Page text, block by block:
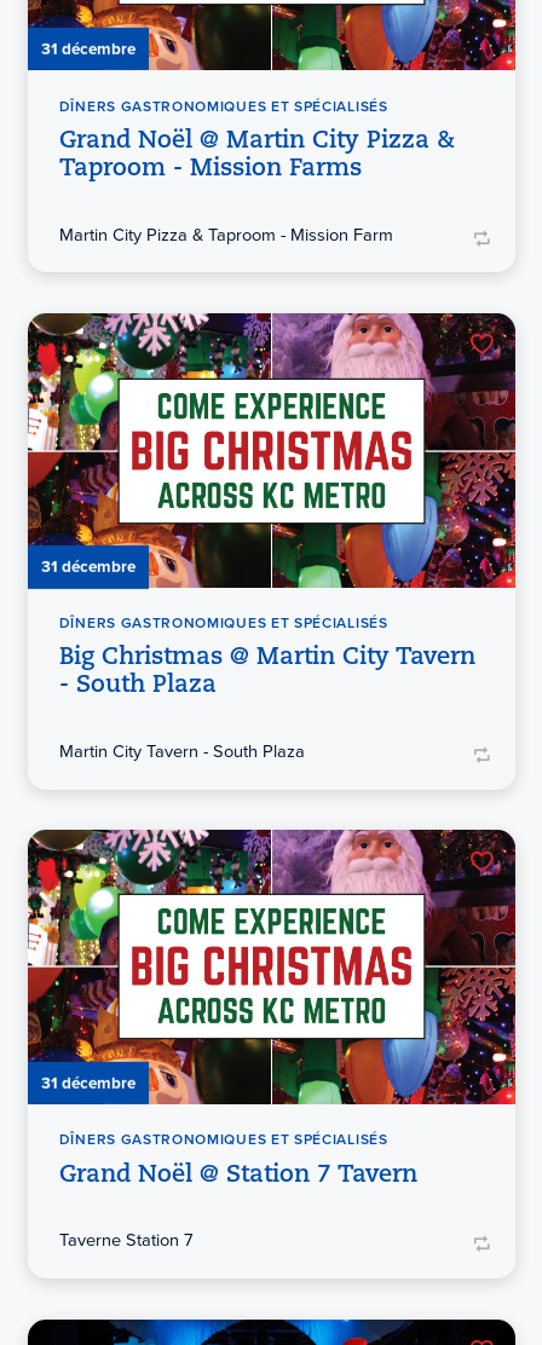
31 décembre
DÎNERS GASTRONOMIQUES ET SPÉCIALISÉS
Grand Noël @ Martin City Pizza &
Taproom - Mission Farms
Martin City Pizza & Taproom - Mission Farm
31 décembre
DÎNERS GASTRONOMIQUES ET SPÉCIALISÉS
Big Christmas @ Martin City Tavern
- South Plaza
Martin City Tavern - South Plaza
31 décembre
DÎNERS GASTRONOMIQUES ET SPÉCIALISÉS
Grand Noël @ Station 7 Tavern
Taverne Station 7